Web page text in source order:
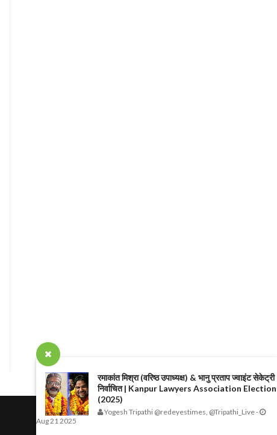
रमाकांत मिश्रा (वरिष्ठ उपाध्यक्ष) & भानु प्रताप ज्वाइंट सेकेट्री
निर्वाचित | Kanpur Lawyers Association Election
(2025)
Yogesh Tripathi @redeyestimes, @Tripathi_Live-
Aug 21 2025